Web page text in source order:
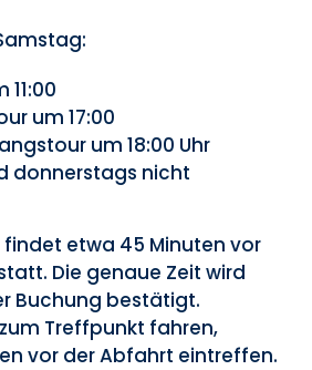
um 17:00
um 18:00 Uhr
donnerstags nicht
findet etwa 45 Minuten vor
Die genaue Zeit wird
Buchung bestätigt.
Treffpunkt fahren,
vor der Abfahrt eintreffen.